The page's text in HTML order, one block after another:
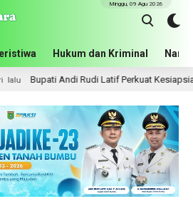
Hukum dan Kriminal
Minggu, 09 Agu 2026
Bupati Andi Rudi Latif Perkuat